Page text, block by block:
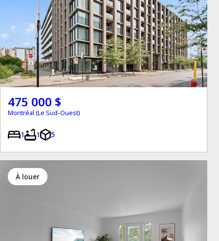
475 000 $
Montréal (Le Sud-Ouest)
1 1 5
à louer